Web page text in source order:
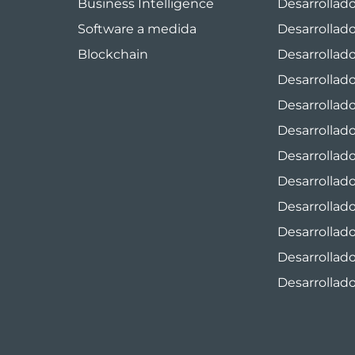
Business Intelligence
Software a medida
Blockchain